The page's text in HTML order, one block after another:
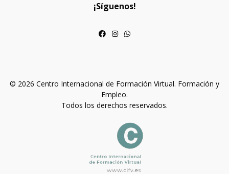
¡Síguenos!
© 2026 Centro Internacional de Formación Virtual. Formación y
Empleo.
Todos los derechos reservados.